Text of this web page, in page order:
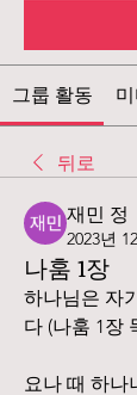
그룹 활동
뒤로
재민 정
2023년
나훔 1장
하나님은 자
다 (나훔 1장
요나 때 하나